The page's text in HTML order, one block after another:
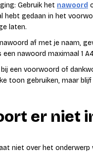
Gebruik het nawoord
hebt gedaan in het
laten.
af met je naam,
een nawoord maximaal 1
een voorwoord of
toon gebruiken, maar
er niet
niet over het onderwerp